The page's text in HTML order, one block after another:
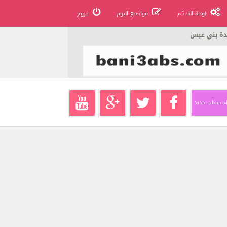
لوحة التحكم مواضيع اليوم خروج
بني عبس
حساب جديد